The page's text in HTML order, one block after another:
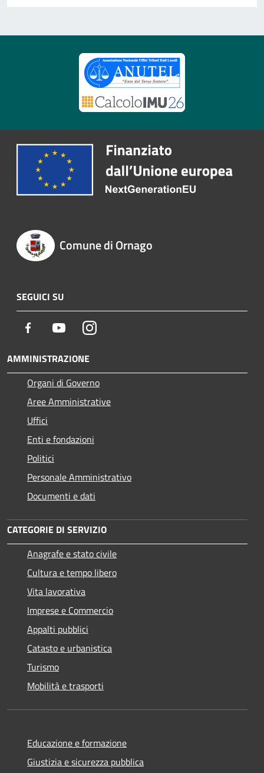
Comune di Ornago
SEGUICI SU
Facebook YoutubeInstagram
AMMINISTRAZIONE
Organi di Governo
Aree Amministrative
Uffici
Enti e fondazioni
Politici
Personale Amministrativo
Documenti e dati
CATEGORIE DI SERVIZIO
Anagrafe e stato civile
Cultura e tempo libero
Vita lavorativa
Imprese e Commercio
Appalti pubblici
Catasto e urbanistica
Turismo
Mobilità e trasporti
Educazione e formazione
Giustizia e sicurezza pubblica